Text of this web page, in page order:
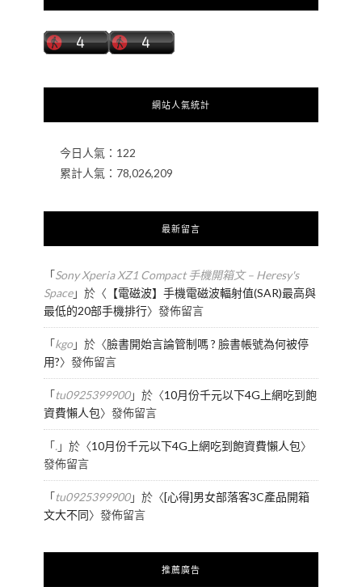
網站人氣統計
今日人氣： 122
累計人氣： 78,026,209
最新留言
「Sony Xperia XZ1 Compact 手機開箱文 – Heresy's
Space」於〈 【電磁波】手機電磁波輻射值(SAR)最高與
最低的20部手機排行〉發佈留言
「kgo」於〈臉書開始言論管制嗎 ? 臉書帳號為何被停
用?〉發佈留言
「tu0925399900」於〈10月份千元以下4G上網吃到飽
資費懶人包〉發佈留言
「.」於〈10月份千元以下4G上網吃到飽資費懶人包〉
發佈留言
「tu0925399900」於〈[心得]男女部落客3C產品開箱
文大不同〉發佈留言
推薦廣告